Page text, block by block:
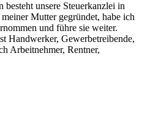
besteht unsere Steuerkanzlei in
Mutter gegründet, habe ich
und führe sie weiter.
Handwerker, Gewerbetreibende,
Arbeitnehmer, Rentner,